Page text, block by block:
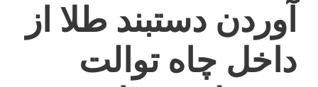
آوردن دستبند طلا از
داخل چاه توالت